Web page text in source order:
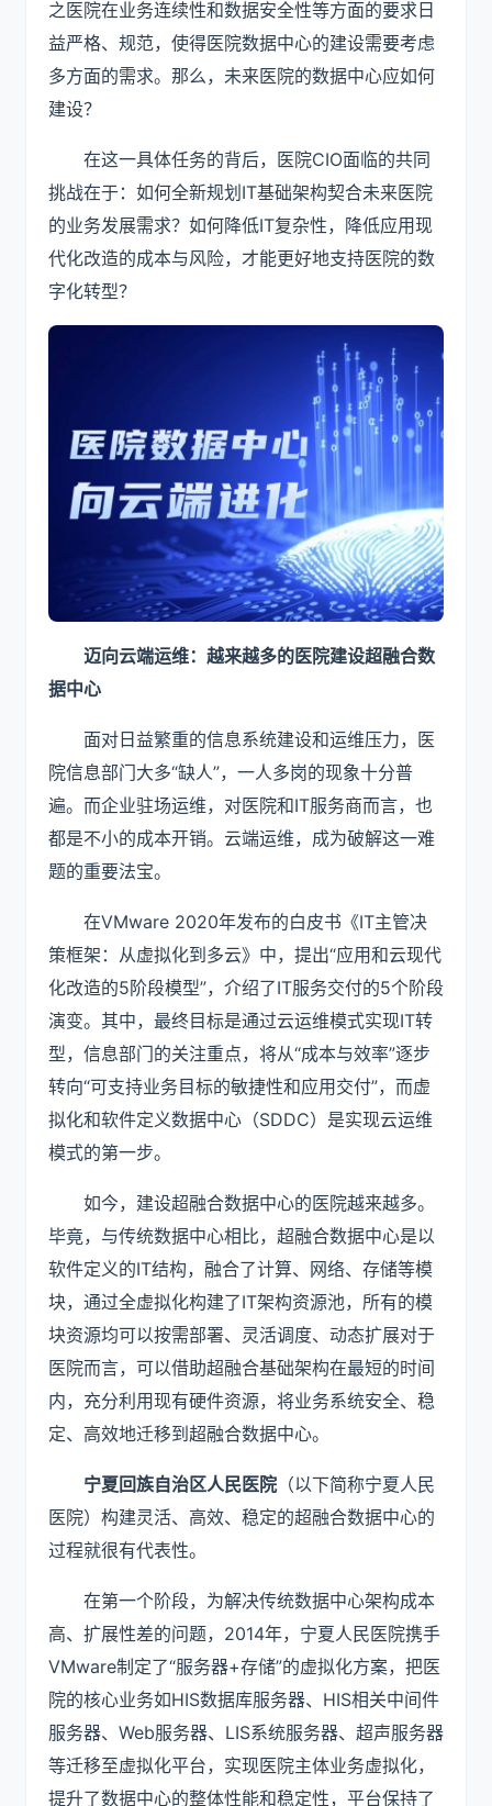
之医院在业务连续性和数据安全性等方面的要求日
益严格、规范，使得医院数据中心的建设需要考虑
多方面的需求。那么，未来医院的数据中心应如何
建设？
在这一具体任务的背后，医院CIO面临的共同
挑战在于：如何全新规划IT基础架构契合未来医院
的业务发展需求？如何降低IT复杂性，降低应用现
代化改造的成本与风险，才能更好地支持医院的数
字化转型？
迈向云端运维： 越来越多的医院建设超融合数
据中心
面对日益繁重的信息系统建设和运维压力，医
院信息部门大多“缺人”，一人多岗的现象十分普
遍。而企业驻场运维，对医院和IT服务商而言，也
都是不小的成本开销。云端运维，成为破解这一难
题的重要法宝。
在VMware 2020年发布的白皮书《IT主管决
策框架：从虚拟化到多云》中，提出“应用和云现代
化改造的5阶段模型”，介绍了IT服务交付的5个阶段
演变。其中，最终目标是通过云运维模式实现IT转
型，信息部门的关注重点，将从“成本与效率”逐步
转向“可支持业务目标的敏捷性和应用交付”，而虚
拟化和软件定义数据中心（SDDC）是实现云运维
模式的第一步。
如今，建设超融合数据中心的医院越来越多。
毕竟，与传统数据中心相比，超融合数据中心是以
软件定义的IT结构，融合了计算、网络、存储等模
块，通过全虚拟化构建了IT架构资源池，所有的模
块资源均可以按需部署、灵活调度、动态扩展对于
医院而言，可以借助超融合基础架构在最短的时间
内，充分利用现有硬件资源，将业务系统安全、稳
定、高效地迁移到超融合数据中心。
宁夏回族自治区人民医院 （以下简称宁夏人民
医院）构建灵活、高效、稳定的超融合数据中心的
过程就很有代表性。
在第一个阶段，为解决传统数据中心架构成本
高、扩展性差的问题，2014年，宁夏人民医院携手
VMware制定了“服务器+存储”的虚拟化方案，把医
院的核心业务如HIS数据库服务器、HIS相关中间件
服务器、Web服务器、LIS系统服务器、超声服务器
等迁移至虚拟化平台，实现医院主体业务虚拟化，
提升了数据中心的整体性能和稳定性，平台保持了